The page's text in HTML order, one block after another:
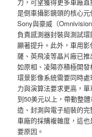
力，可望獲得更多車廠
是倒車攝影鏡頭的核心
Sony與豪威（
負責感測器封裝與測試
顯著提升。此外，車用
薩、英飛凌等晶片廠已
如原相、凌陽亦積極開
環景影像系統需要同時
力與演算法要求更高，
到50美元以上，帶動整
造、封測與電子組裝的
車廠的採購複雜度，這
要原因。